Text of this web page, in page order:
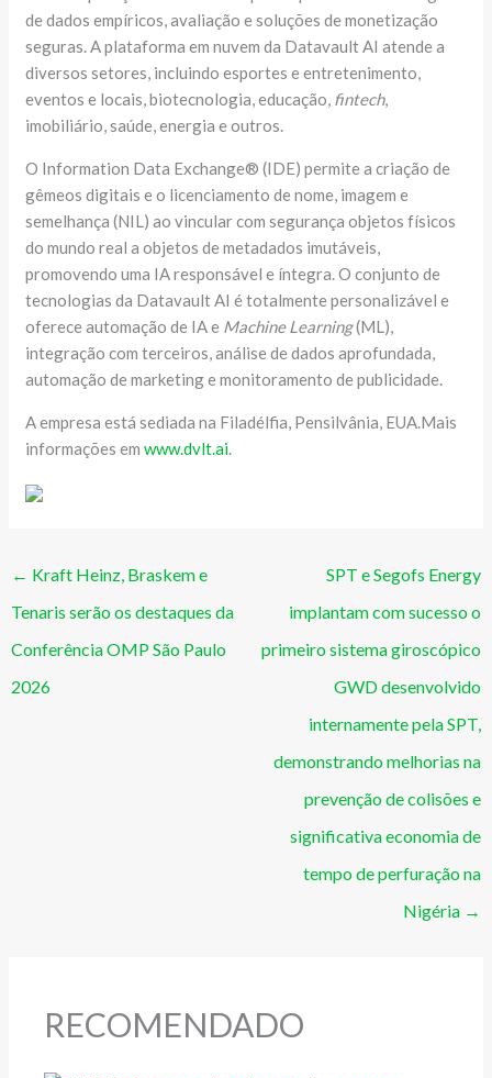
de dados empíricos, avaliação e soluções de monetização
seguras. A plataforma em nuvem da Datavault AI atende a
diversos setores, incluindo esportes e entretenimento,
eventos e locais, biotecnologia, educação, fintech,
imobiliário, saúde, energia e outros.
O Information Data Exchange® (IDE) permite a criação de
gêmeos digitais e o licenciamento de nome, imagem e
semelhança (NIL) ao vincular com segurança objetos físicos
do mundo real a objetos de metadados imutáveis,
promovendo uma IA responsável e íntegra. O conjunto de
tecnologias da Datavault AI é totalmente personalizável e
oferece automação de IA e Machine Learning(ML),
integração com terceiros, análise de dados aprofundada,
automação de marketing e monitoramento de publicidade.
A empresa está sediada na Filadélfia, Pensilvânia, EUA.Mais
informações emwww.dvlt.ai.
← Kraft Heinz, Braskem e
Tenaris serão os destaques da
Conferência OMP São Paulo
2026
SPT e Segofs Energy
implantam com sucesso o
primeiro sistema giroscópico
GWD desenvolvido
internamente pela SPT,
demonstrando melhorias na
prevenção de colisões e
significativa economia de
tempo de perfuração na
Nigéria →
RECOMENDADO